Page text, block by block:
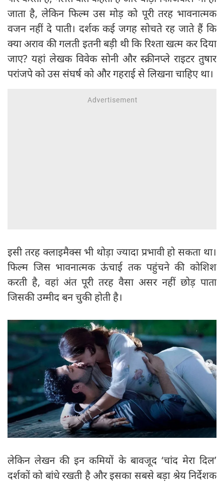
जाता है, लेकिन फिल्म उस मोड़ को पूरी तरह भावनात्मक
वजन नहीं दे पाती। दर्शक कई जगह सोचते रह जाते हैं कि
क्या अराव की गलती इतनी बड़ी थी कि रिश्ता खत्म कर दिया
जाए? यहां लेखक विवेक सोनी और स्क्रीनप्ले राइटर तुषार
परांजपे को उस संघर्ष को और गहराई से लिखना चाहिए था।
इसी तरह क्लाइमैक्स भी थोड़ा ज्यादा प्रभावी हो सकता था।
फिल्म जिस भावनात्मक ऊंचाई तक पहुंचने की कोशिश
करती है, वहां अंत पूरी तरह वैसा असर नहीं छोड़ पाता
जिसकी उम्मीद बन चुकी होती है।
लेकिन लेखन की इन कमियों के बावजूद ‘चांद मेरा दिल’
दर्शकों को बांधे रखती है और इसका सबसे बड़ा श्रेय निर्देशक